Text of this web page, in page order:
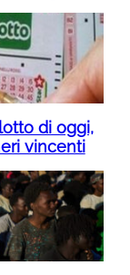
di oggi,
vincenti